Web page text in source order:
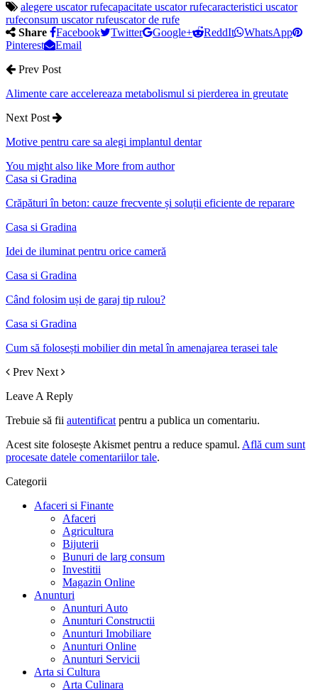
alegere uscator rufecapacitate uscator rufecaracteristici uscator
rufeconsum uscator rufeuscator de rufe
Share
Facebook Twitter Google+ ReddIt
WhatsApp
Pinterest
Email
Prev Post
Alimente care accelereaza metabolismul si pierderea in greutate
Next Post
Motive pentru care sa alegi implantul dentar
You might also like More from author
Casa si Gradina
Crăpături în beton: cauze frecvente și soluții eficiente de reparare
Casa si Gradina
Idei de iluminat pentru orice cameră
Casa si Gradina
Când folosim uși de garaj tip rulou?
Casa si Gradina
Cum să folosești mobilier din metal în amenajarea terasei tale
Prev Next
Leave A Reply
Trebuie să fii autentificat pentru a publica un comentariu.
Acest site folosește Akismet pentru a reduce spamul. Află cum sunt
procesate datele comentariilor tale.
Categorii
Afaceri si Finante
Afaceri
Agricultura
Bijuterii
Bunuri de larg consum
Investitii
Magazin Online
Anunturi
Anunturi Auto
Anunturi Constructii
Anunturi Imobiliare
Anunturi Online
Anunturi Servicii
Arta si Cultura
Arta Culinara